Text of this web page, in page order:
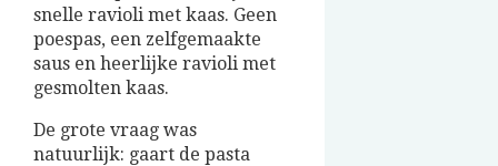
snelle ravioli met kaas. Geen
poespas, een zelfgemaakte
saus en heerlijke ravioli met
gesmolten kaas.
De grote vraag was
natuurlijk: gaart de pasta